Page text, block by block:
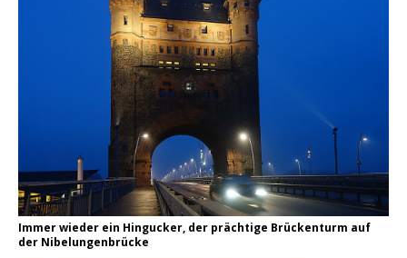
Immer wieder ein Hingucker, der prächtige Brückenturm auf
der Nibelungenbrücke